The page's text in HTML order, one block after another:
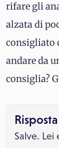
rifare gli
alzata di
consigliato
andare da
consiglia?
Salve.